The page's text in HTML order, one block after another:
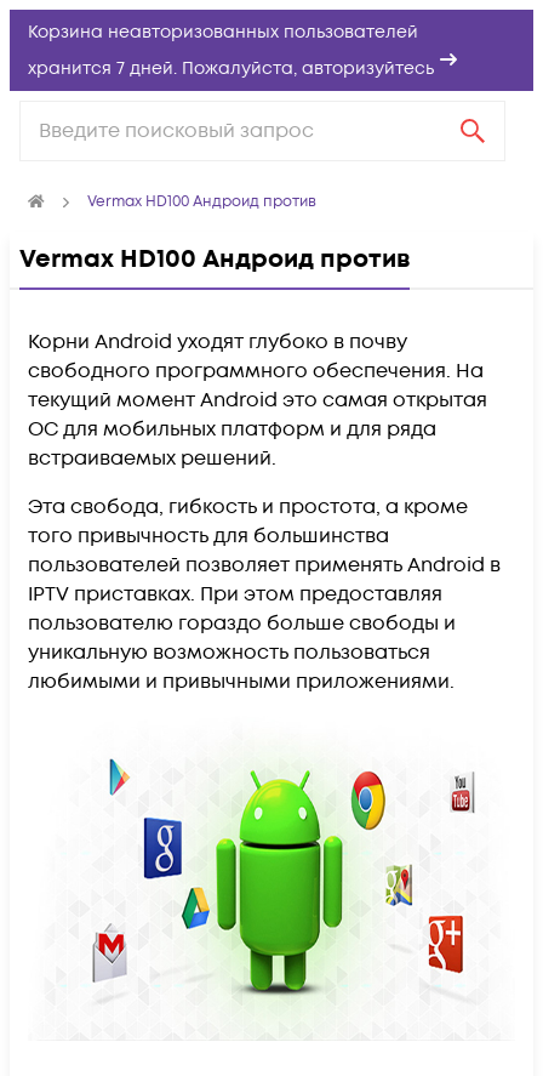
Корзина неавторизованных пользователей
хранится 7 дней. Пожалуйста, авторизуйтесь
Vermax HD100 Андроид против
Vermax HD100 Андроид против
Корни Android уходят глубоко в почву
свободного программного обеспечения. На
текущий момент Android это самая открытая
ОС для мобильных платформ и для ряда
встраиваемых решений.
Эта свобода, гибкость и простота, а кроме
того привычность для большинства
пользователей позволяет применять Android в
IPTV приставках. При этом предоставляя
пользователю гораздо больше свободы и
уникальную возможность пользоваться
любимыми и привычными приложениями.